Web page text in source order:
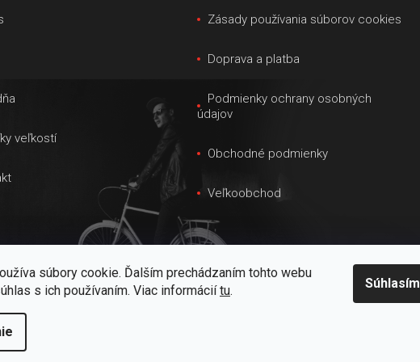
súbory cookie. Ďalším prechádzaním tohto webu
s ich používaním. Viac informáciítu. Súhlasím
d
e
r
p
veľkostí
Zásady používania súborov cookies
Doprava a platba
Podmienky ochrany osobných
údajov
Obchodné podmienky
Veľkoobchod
nastavenie cookies